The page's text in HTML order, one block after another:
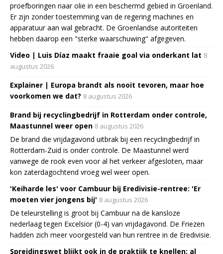
proefboringen naar olie in een beschermd gebied in Groenland.
Er zijn zonder toestemming van de regering machines en
apparatuur aan wal gebracht. De Groenlandse autoriteiten
hebben daarop een "sterke waarschuwing" afgegeven.
Video | Luis Díaz maakt fraaie goal via onderkant lat 8
augustus 2026
Explainer | Europa brandt als nooit tevoren, maar hoe
voorkomen we dat? 8 augustus 2026
Brand bij recyclingbedrijf in Rotterdam onder controle,
Maastunnel weer open 8 augustus 2026
De brand die vrijdagavond uitbrak bij een recyclingbedrijf in
Rotterdam-Zuid is onder controle. De Maastunnel werd
vanwege de rook even voor al het verkeer afgesloten, maar
kon zaterdagochtend vroeg wel weer open.
'Keiharde les' voor Cambuur bij Eredivisie-rentree: 'Er
moeten vier jongens bij' 8 augustus 2026
De teleurstelling is groot bij Cambuur na de kansloze
nederlaag tegen Excelsior (0-4) van vrijdagavond. De Friezen
hadden zich meer voorgesteld van hun rentree in de Eredivisie.
Spreidingswet blijkt ook in de praktijk te knellen: al